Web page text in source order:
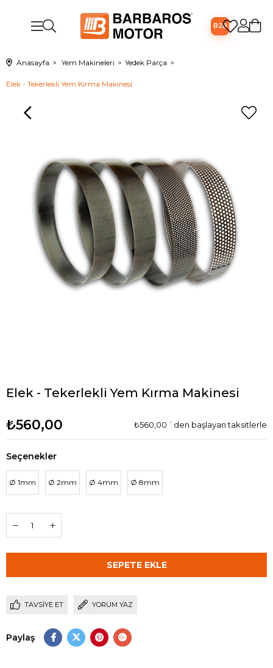
B2B
Anasayfa Yem Makineleri Yedek Parça
Elek - Tekerlekli Yem Kırma Makinesi
Elek - Tekerlekli Yem Kırma Makinesi
₺560,00 ₺560,00 `den başlayan taksitlerle
Seçenekler
Ø 1mm Ø 2mm Ø 4mm Ø 8mm
TAVSIYE ET YORUM YAZ
Paylaş